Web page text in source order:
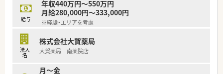
■最先端の無人受取ロボットを導入した店舗を展開するなど、テ
クノロジーを活用した効率的な薬局運営を積極的に推進してい
ます。
おり、処方箋応需に留まらない多角的な地域医療に貢献していま
す。
【こんな方が活躍中】
給与
年収440万円～550万円
月給280,000円～333,000円
※経験・エリアを考慮
法人
名
株式会社大賀薬局
大賀薬局 南薬院店
月～金